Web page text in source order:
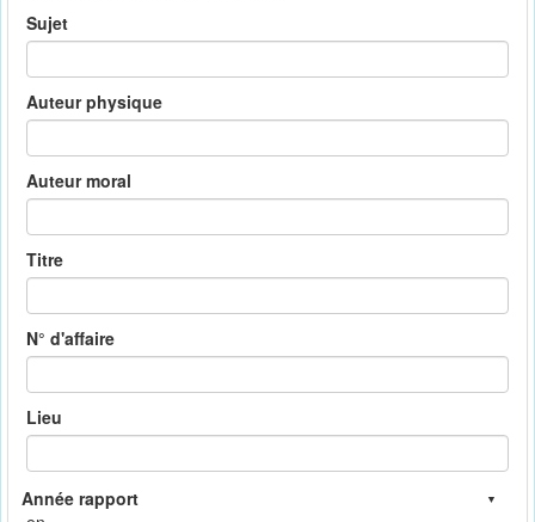
Sujet
Auteur physique
Auteur moral
Titre
N° d'affaire
Lieu